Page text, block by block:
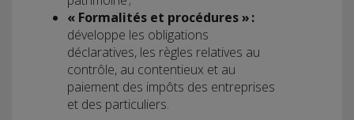
« Formalités et procédures » :
développe les obligations
déclaratives, les règles relatives au
contrôle, au contentieux et au
paiement des impôts des entreprises
et des particuliers.